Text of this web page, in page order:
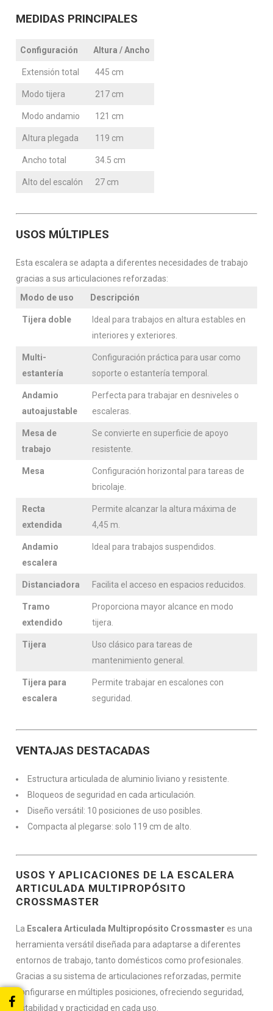
MEDIDAS PRINCIPALES
Configuración Altura / Ancho
Extensión total 445 cm
Modo tijera 217 cm
Modo andamio 121 cm
Altura plegada 119 cm
Ancho total 34.5 cm
Alto del escalón 27 cm
USOS MÚLTIPLES
Esta escalera se adapta a diferentes necesidades de trabajo
gracias a sus articulaciones reforzadas:
Modo de uso
Descripción
Tijera doble
Ideal para trabajos en altura estables en
interiores y exteriores.
Multi-
estantería
Configuración práctica para usar como
soporte o estantería temporal.
Andamio
autoajustable
Perfecta para trabajar en desniveles o
escaleras.
Mesa de
trabajo
Se convierte en superficie de apoyo
resistente.
Mesa
Configuración horizontal para tareas de
bricolaje.
Recta
extendida
Permite alcanzar la altura máxima de
4,45 m.
Andamio
escalera
Ideal para trabajos suspendidos.
Distanciadora Facilita el acceso en espacios reducidos.
Tramo
extendido
Proporciona mayor alcance en modo
tijera.
Tijera
Uso clásico para tareas de
mantenimiento general.
Tijera para
escalera
Permite trabajar en escalones con
seguridad.
VENTAJAS DESTACADAS
Estructura articulada de aluminio liviano y resistente.
Bloqueos de seguridad en cada articulación.
Diseño versátil: 10 posiciones de uso posibles.
Compacta al plegarse: solo 119 cm de alto.
USOS Y APLICACIONES DE LA ESCALERA
ARTICULADA MULTIPROPÓSITO
CROSSMASTER
La Escalera Articulada Multipropósito Crossmaster es una
herramienta versátil diseñada para adaptarse a diferentes
entornos de trabajo, tanto domésticos como profesionales.
Gracias a su sistema de articulaciones reforzadas, permite
configurarse en múltiples posiciones, ofreciendo seguridad,
estabilidad y practicidad en cada uso.